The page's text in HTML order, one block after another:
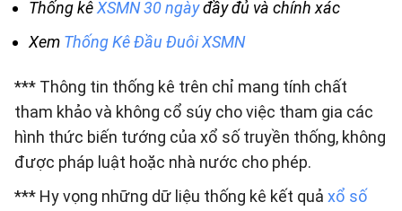
Thống kêXSMN 30 ngàyđầy đủ và chính xác
Xem Thống Kê Đầu Đuôi XSMN
*** Thông tin thống kê trên chỉ mang tính chất
tham khảo và không cổ súy cho việc tham gia các
hình thức biến tướng của xổ số truyền thống, không
được pháp luật hoặc nhà nước cho phép.
*** Hy vọng những dữ liệu thống kê kết quả xổ số